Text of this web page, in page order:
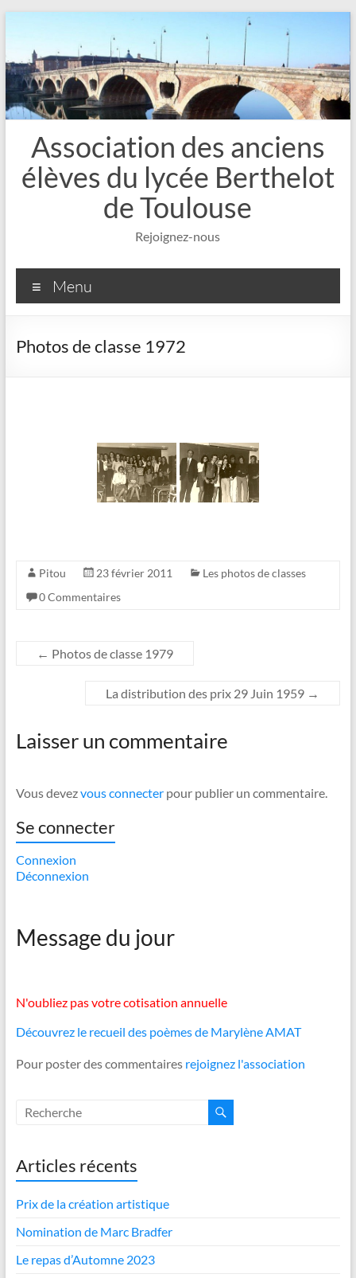
contenu
Association des anciens
élèves du lycée Berthelot
de Toulouse
Rejoignez-nous
Menu
Photos de classe 1972
Pitou 23 février 2011
Les photos de classes
0 Commentaires
← Photos de classe 1979
La distribution des prix 29 Juin 1959 →
Laisser un commentaire
Vous devezvous connecterpour publier un commentaire.
Se connecter
Connexion
Déconnexion
Message du jour
N'oubliez pas votre cotisation annuelle
Découvrez le recueil des poèmes de Marylène AMAT
Pour poster des commentaires rejoignez l'association
Articles récents
Prix de la création artistique
Nomination de Marc Bradfer
Le repas d’Automne 2023